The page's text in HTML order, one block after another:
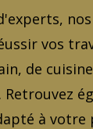
vos
de
Retrouvez
à votre